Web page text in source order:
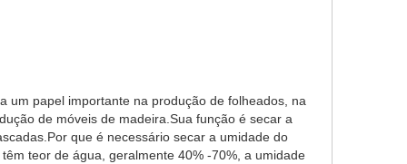
um papel importante na produção de folheados, na
de móveis de madeira.Sua função é secar a
que é necessário secar a umidade do
teor de água, geralmente 40% -70%, a umidade